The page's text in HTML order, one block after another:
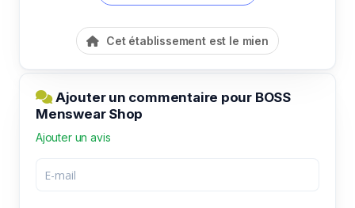
Cet établissement est le mien
Ajouter un commentaire pour BOSS
Menswear Shop
Ajouter un avis